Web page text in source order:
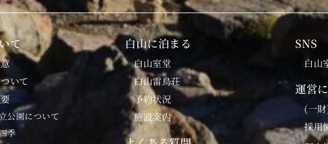
て
いて
公園について
季
白山に泊まる
白山室堂
白山雷鳥荘
予約状況
施設案内
SNS
白山
運営
(一
採用